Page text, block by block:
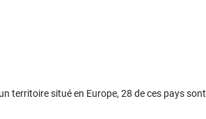
territoire situé en Europe, 28 de ces pays sont